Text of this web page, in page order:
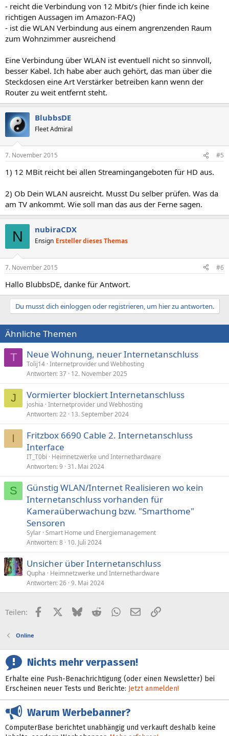
- reicht die Verbindung von 12 Mbit/s (hier finde ich keine
richtigen Aussagen im Amazon-FAQ)
- ist die WLAN Verbindung aus einem angrenzenden Raum
zum Wohnzimmer ausreichend
Eine Verbindung über WLAN ist eventuell nicht so sinnvoll,
besser Kabel. Ich habe aber auch gehört, das man über die
Steckdosen eine Art Verstärker betreiben kann wenn der
Router zu weit entfernt steht.
BlubbsDE
Fleet Admiral
7. November 2015 #5
1) 12 MBit reicht bei allen Streamingangeboten für HD aus.
2) Ob Dein WLAN ausreicht. Musst Du selber prüfen. Was da
am TV ankommt. Wie soll man das aus der Ferne sagen.
N nubiraCDX
Ensign Ersteller dieses Themas
7. November 2015 #6
Hallo BlubbsDE, danke für Antwort.
Du musst dich einloggen oder registrieren, um hier zu antworten.
Ähnliche Themen
T Neue Wohnung, neuer Internetanschluss
Tolij14 Internetprovider und Webhosting
Antworten 37 12. November 2025
J Vormierter blockiert Internetanschluss
joshia Internetprovider und Webhosting
Antworten 22 13. September 2024
I
Fritzbox 6690 Cable 2. Internetanschluss
Interface
IT_T0bi
Heimnetzwerke und Internethardware
Antworten 9 31. Mai 2024
S
Günstig WLAN/Internet Realisieren wo kein
Internetanschluss vorhanden für
Kameraüberwachung bzw. "Smarthome"
Sensoren
Sylar Smart Home und Energiemanagement
Antworten 8 10. Juli 2024
Unsicher über Internetanschluss
Qupha
Heimnetzwerke und Internethardware
Antworten 26 9. Mai 2024
Teilen: FacebookX (Twitter)
BlueskyRedditWhatsApp
E-MailLink
Online
Nichts mehr verpassen!
Erhalte eine Push-Benachrichtigung (oder einen Newsletter) bei
Erscheinen neuer Tests und Berichte: Jetzt anmelden!
Warum Werbebanner?
ComputerBase berichtet unabhängig und verkauft deshalb keine